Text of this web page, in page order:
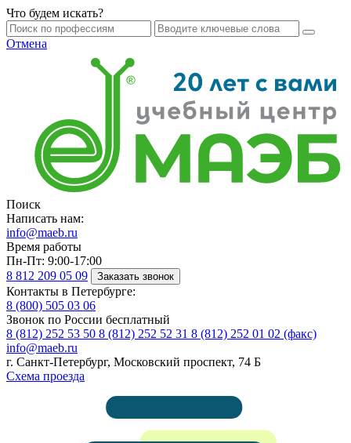
Что будем искать?
Отмена
Поиск
Написать нам:
info@maeb.ru
Время работы
Пн-Пт: 9:00-17:00
8 812 209 05 09 Заказать звонок
Контакты в Петербурге:
8 (800) 505 03 06
Звонок по России бесплатный
8 (812) 252 53 50 8 (812) 252 52 31 8 (812) 252 01 02 (факс)
info@maeb.ru
г. Санкт-Петербург, Московский проспект, 74 Б
Схема проезда